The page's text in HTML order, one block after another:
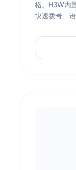
格。H3W内
快速拨号、语